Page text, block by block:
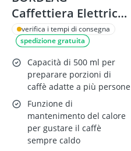
Caffettiera Elettrica
Turca 500ml
verifica i tempi di consegna
spedizione gratuita
Capacità di 500 ml per
preparare porzioni di
caffè adatte a più persone
Funzione di
mantenimento del calore
per gustare il caffè
sempre caldo